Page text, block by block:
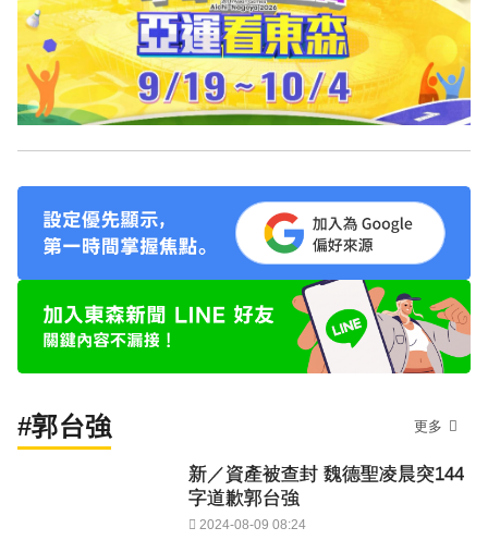
#郭台強 更多
新／資產被查封 魏德聖凌晨突144
字道歉郭台強
2024-08-09 08:24